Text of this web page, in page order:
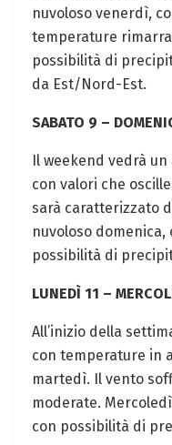
nuvoloso venerdì,
temperature
possibilità di
da Est/Nord-Est.
SABATO 9 –
Il weekend vedrà
con valori che
sarà caratterizzato
nuvoloso domenica,
possibilità di
LUNEDÌ 11 –
All’inizio della
con temperature in
martedì. Il vento
moderate.
con possibilità di